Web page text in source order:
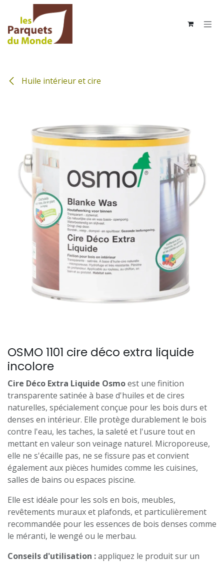
Se rendre au contenu
Huile intérieur et cire
OSMO 1101 cire déco extra liquide
incolore
Cire Déco Extra Liquide Osmoest une finition
transparente satinée à base d'huiles et de cires
naturelles, spécialement conçue pour les bois durs et
denses en intérieur. Elle protège durablement le bois
contre l'eau, les taches, la saleté et l'usure tout en
mettant en valeur son veinage naturel. Microporeuse,
elle ne s'écaille pas, ne se fissure pas et convient
également aux pièces humides comme les cuisines,
salles de bains ou espaces piscine.
Elle est idéale pour les sols en bois, meubles,
revêtements muraux et plafonds, et particulièrement
recommandée pour les essences de bois denses comme
le méranti, le wengé ou le merbau.
Conseils d'utilisation :appliquez le produit sur un